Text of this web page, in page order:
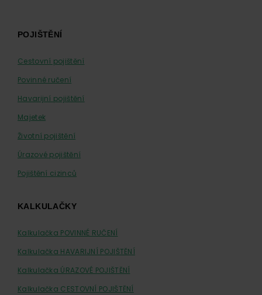
FooterPOJIŠTĚNÍ
Cestovní pojištění
Povinné ručení
Havarijní pojištění
Majetek
Životní pojištění
Úrazové pojištění
Pojištění cizinců
KALKULAČKY
Kalkulačka POVINNÉ RUČENÍ
Kalkulačka HAVARIJNÍ POJIŠTĚNÍ
Kalkulačka ÚRAZOVÉ POJIŠTĚNÍ
Kalkulačka CESTOVNÍ POJIŠTĚNÍ